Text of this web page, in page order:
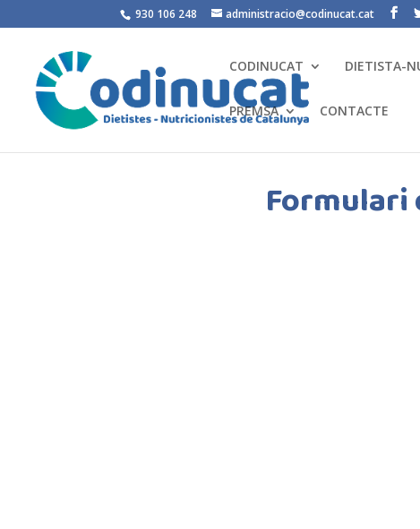
930 106 248 administracio@codinucat.cat
CODINUCAT DIETISTA-
PREMSA CONTACTE
Formulari